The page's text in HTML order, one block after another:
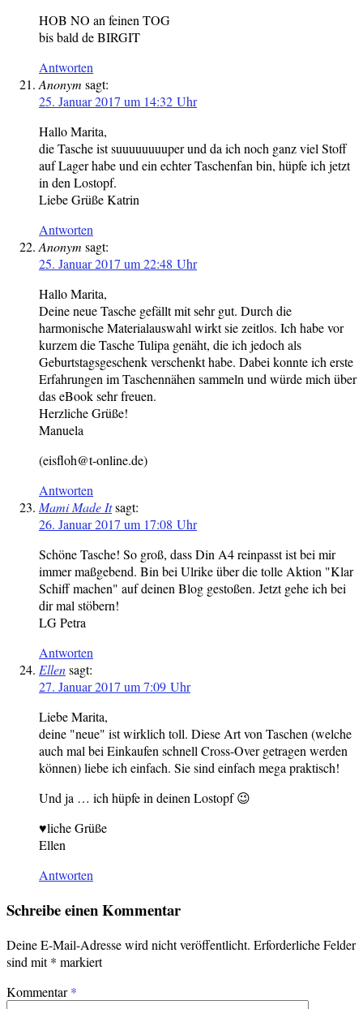
HOB NO an feinen TOG
bis bald de BIRGIT
Antworten
Anonym sagt:
25. Januar 2017 um 14:32 Uhr
Hallo Marita,
die Tasche ist suuuuuuuuper und da ich noch ganz viel Stoff
auf Lager habe und ein echter Taschenfan bin, hüpfe ich jetzt
in den Lostopf.
Liebe Grüße Katrin
Antworten
Anonym sagt:
25. Januar 2017 um 22:48 Uhr
Hallo Marita,
Deine neue Tasche gefällt mit sehr gut. Durch die
harmonische Materialauswahl wirkt sie zeitlos. Ich habe vor
kurzem die Tasche Tulipa genäht, die ich jedoch als
Geburtstagsgeschenk verschenkt habe. Dabei konnte ich erste
Erfahrungen im Taschennähen sammeln und würde mich über
das eBook sehr freuen.
Herzliche Grüße!
Manuela
(eisfloh@t-online.de)
Antworten
Mami Made Itsagt:
26. Januar 2017 um 17:08 Uhr
Schöne Tasche! So groß, dass Din A4 reinpasst ist bei mir
immer maßgebend. Bin bei Ulrike über die tolle Aktion "Klar
Schiff machen" auf deinen Blog gestoßen. Jetzt gehe ich bei
dir mal stöbern!
LG Petra
Antworten
Ellensagt:
27. Januar 2017 um 7:09 Uhr
Liebe Marita,
deine "neue" ist wirklich toll. Diese Art von Taschen (welche
auch mal bei Einkaufen schnell Cross-Over getragen werden
können) liebe ich einfach. Sie sind einfach mega praktisch!
Und ja … ich hüpfe in deinen Lostopf 😉
♥liche Grüße
Ellen
Antworten
Schreibe einen Kommentar
Deine E-Mail-Adresse wird nicht veröffentlicht. Erforderliche Felder
sind mit* markiert
Kommentar*